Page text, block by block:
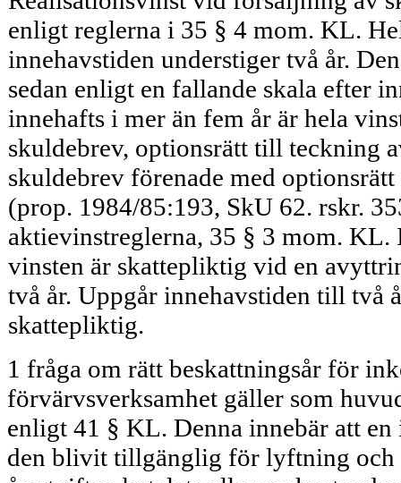
enligt reglerna i 35 § 4 mom. KL.
innehavstiden understiger två år.
sedan enligt en fallande skala efter
innehafts i mer än fem år är hela
skuldebrev, optionsrätt till teckning
skuldebrev förenade med
(prop. 1984/85:193, SkU 62. rskr.
aktievinstreglerna, 35 § 3 mom. KL.
vinsten är skattepliktig vid en
två år. Uppgår innehavstiden till två
skattepliktig.
1 fråga om rätt beskattningsår för
förvärvsverksamhet gäller som
enligt 41 § KL. Denna innebär att
den blivit tillgänglig för lyftning och